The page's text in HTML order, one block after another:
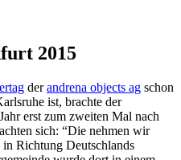
2015
derandrena objects ag schon
ist, brachte der
erst zum zweiten Mal nach
sich: “Die nehmen wir
Richtung Deutschlands